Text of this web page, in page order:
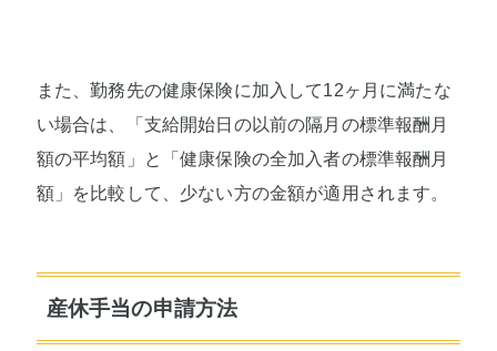
また、勤務先の健康保険に加入して12ヶ月に満たな
い場合は、「支給開始日の以前の隔月の標準報酬月
額の平均額」と「健康保険の全加入者の標準報酬月
額」を比較して、少ない方の金額が適用されます。
産休手当の申請方法